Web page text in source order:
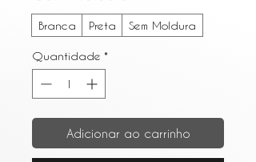
Branca Preta Sem Moldura
Quantidade *
Adicionar ao carrinho